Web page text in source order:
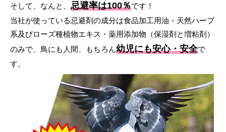
そして、なんと、 忌避率は100％です！
当社が使っている忌避剤の成分は食品加工用油・天然ハーブ
系及びローズ種植物エキス・薬用添加物（保湿剤と増粘剤）
のみで、鳥にも人間、もちろん幼児にも安心・安全で
す。